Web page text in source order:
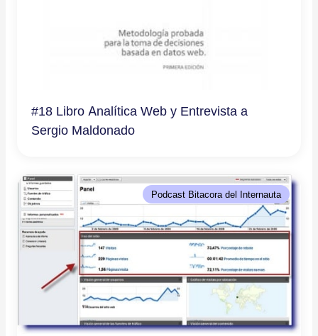
#18 Libro Analítica Web y Entrevista a
Sergio Maldonado
Podcast Bitacora del Internauta